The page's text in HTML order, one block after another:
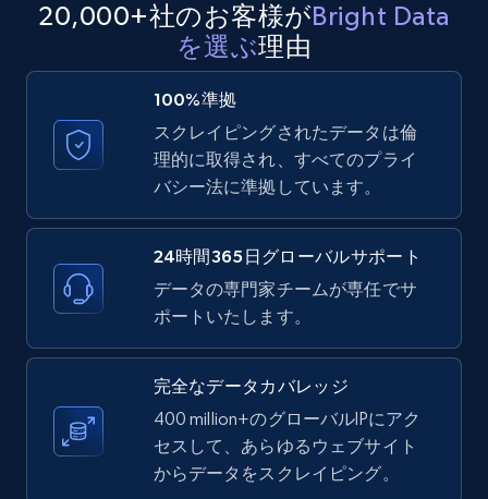
20,000+社のお客様がBright Data
を選ぶ理由
100%準拠
スクレイピングされたデータは倫
理的に取得され、すべてのプライ
バシー法に準拠しています。
24時間365日グローバルサポート
データの専門家チームが専任でサ
ポートいたします。
完全なデータカバレッジ
400 million+のグローバルIPにアク
セスして、あらゆるウェブサイト
からデータをスクレイピング。